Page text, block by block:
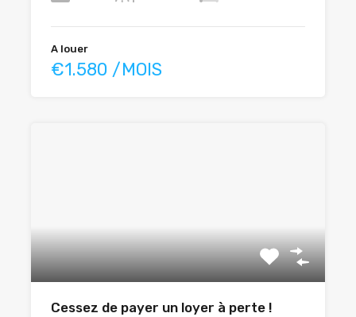
A louer
€1.580 /MOIS
Cessez de payer un loyer à perte !